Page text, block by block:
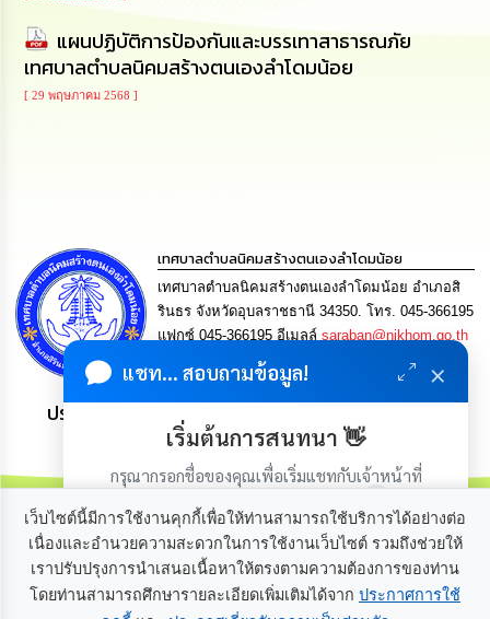
การ
เงิน
การ
คลัง
การ
ดำเนิน
การ
เพื่อ
ป้องกัน
การ
ทุจริต
เสริม
คุณธรรม
และ
ความ
โปร่งใส
แผนปฏิบัติการป้องกันและบรรเทาสาธารณภัย
เทศบาลตำบลนิคมสร้างตนเองลำโดมน้อย
[ 29 พฤษภาคม 2568 ]
แชท... สอบถามข้อมูล! ×
เริ่มต้นการสนทนา 👋
กรุณากรอกชื่อของคุณเพื่อเริ่มแชทกับเจ้าหน้าที่
เทศบาลตำบลนิคมสร้างตนเองลำโดมน้อย
เทศบาลตำบลนิคมสร้างตนเองลำโดมน้อย อำเภอสิ
รินธร จังหวัดอุบลราชธานี 34350. โทร. 045-366195
แฟกซ์ 045-366195 อีเมลล์ saraban@nikhom.go.th
ประชาชน มีภูมิคุ้มกัน พึ่งพาตนเอง พอเพียง เป็นสุข
เกี่ยวกับเรา ติดต่อเรา
เว็บไซต์นี้มีการใช้งานคุกกี้เพื่อให้ท่านสามารถใช้บริการได้อย่างต่อ
เนื่องและอำนวยความสะดวกในการใช้งานเว็บไซต์ รวมถึงช่วยให้
เราปรับปรุงการนำเสนอเนื้อหาให้ตรงตามความต้องการของท่าน
โดยท่านสามารถศึกษารายละเอียดเพิ่มเติมได้จาก ประกาศการใช้